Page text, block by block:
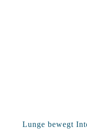
Lunge bewegt